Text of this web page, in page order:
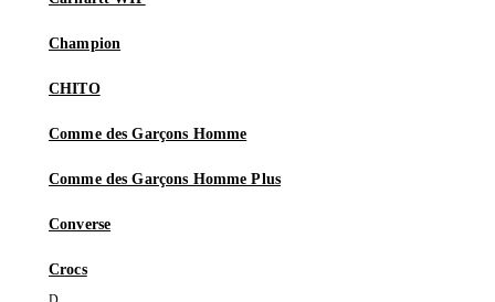
Champion
CHITO
Comme des Garçons Homme
Comme des Garçons Homme Plus
Converse
Crocs